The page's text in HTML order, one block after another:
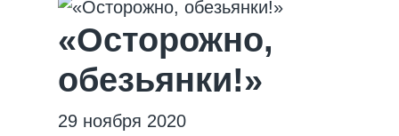
«Осторожно,
обезьянки!»
29 ноября 2020